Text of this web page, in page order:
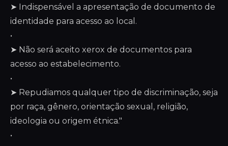
➤ Indispensável a apresentação de documento de
identidade para acesso ao local.
•
➤ Não será aceito xerox de documentos para
acesso ao estabelecimento.
•
➤ Repudiamos qualquer tipo de discriminação, seja
por raça, gênero, orientação sexual, religião,
ideologia ou origem étnica."
•